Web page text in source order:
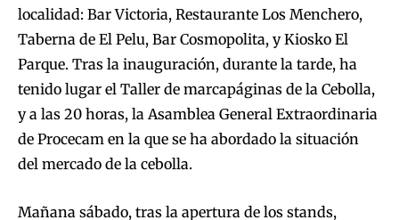
localidad: Bar Victoria, Restaurante Los Menchero,
Taberna de El Pelu, Bar Cosmopolita, y Kiosko El
Parque. Tras la inauguración, durante la tarde, ha
tenido lugar el Taller de marcapáginas de la Cebolla,
y a las 20 horas, la Asamblea General Extraordinaria
de Procecam en la que se ha abordado la situación
del mercado de la cebolla.
Mañana sábado, tras la apertura de los stands,